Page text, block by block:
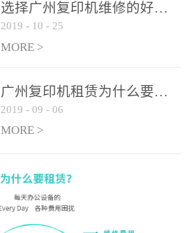
选择广州复印机维修的好处有哪些?
2019 - 10 - 25
MORE >
广州复印机租赁为什么要选大平台
2019 - 09 - 06
MORE >